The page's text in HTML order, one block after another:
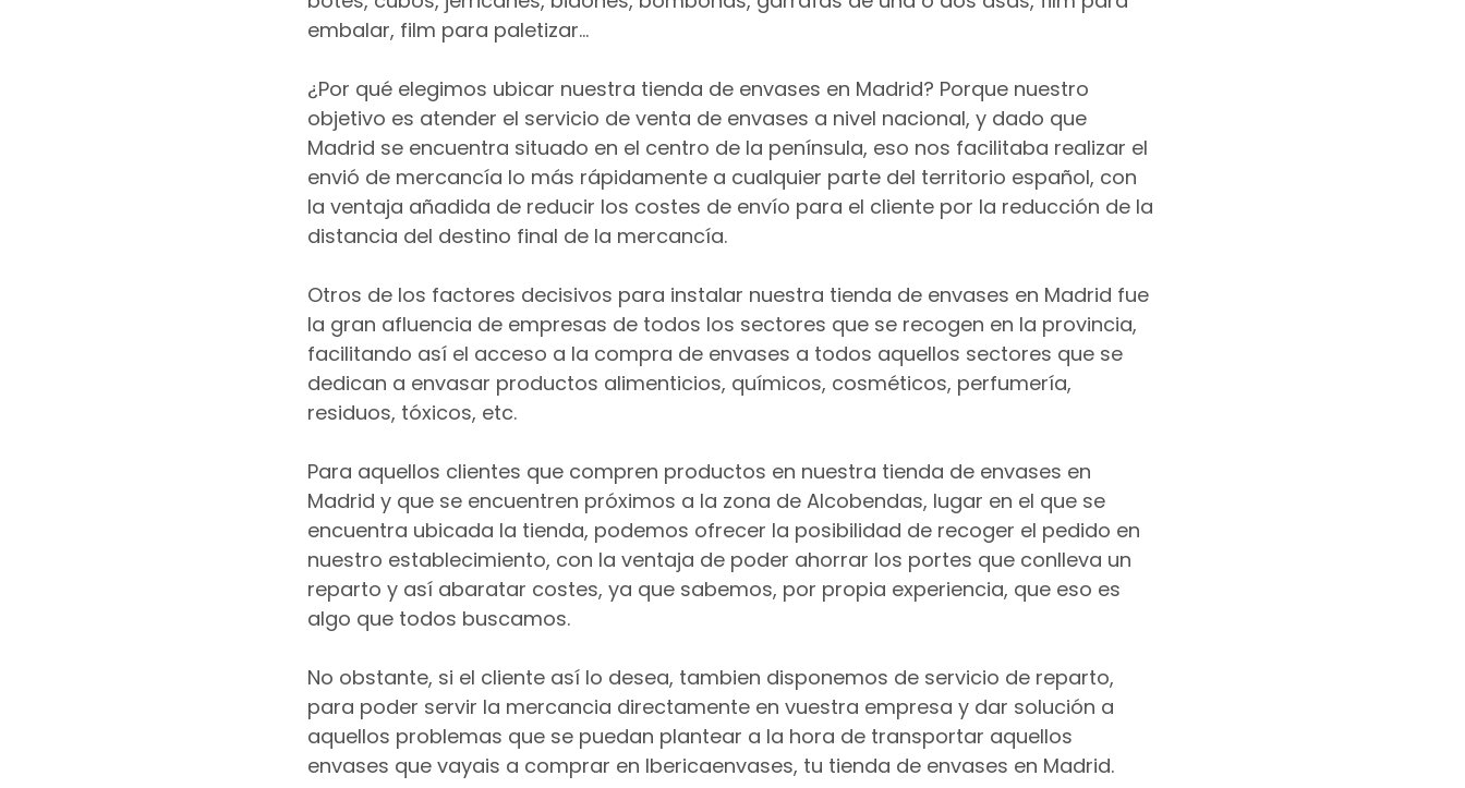
embalar, film para paletizar…
¿Por qué elegimos ubicar nuestra tienda de envases en Madrid? Porque nuestro
objetivo es atender el servicio de venta de envases a nivel nacional, y dado que
Madrid se encuentra situado en el centro de la península, eso nos facilitaba realizar el
envió de mercancía lo más rápidamente a cualquier parte del territorio español, con
la ventaja añadida de reducir los costes de envío para el cliente por la reducción de la
distancia del destino final de la mercancía.
Otros de los factores decisivos para instalar nuestra tienda de envases en Madrid fue
la gran afluencia de empresas de todos los sectores que se recogen en la provincia,
facilitando así el acceso a la compra de envases a todos aquellos sectores que se
dedican a envasar productos alimenticios, químicos, cosméticos, perfumería,
residuos, tóxicos, etc.
Para aquellos clientes que compren productos en nuestra tienda de envases en
Madrid y que se encuentren próximos a la zona de Alcobendas, lugar en el que se
encuentra ubicada la tienda, podemos ofrecer la posibilidad de recoger el pedido en
nuestro establecimiento, con la ventaja de poder ahorrar los portes que conlleva un
reparto y así abaratar costes, ya que sabemos, por propia experiencia, que eso es
algo que todos buscamos.
No obstante, si el cliente así lo desea, tambien disponemos de servicio de reparto,
para poder servir la mercancia directamente en vuestra empresa y dar solución a
aquellos problemas que se puedan plantear a la hora de transportar aquellos
envases que vayais a comprar en Ibericaenvases, tu tienda de envases en Madrid.